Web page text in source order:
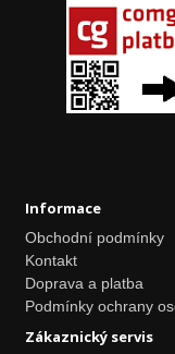
Informace
Obchodní podmínky
Kontakt
Doprava a platba
Podmínky ochrany
Zákaznický servis